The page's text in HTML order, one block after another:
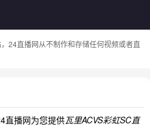
24直播网从不制作和存储任何视频或者直
直播网为您提供瓦里ACVS彩虹SC直